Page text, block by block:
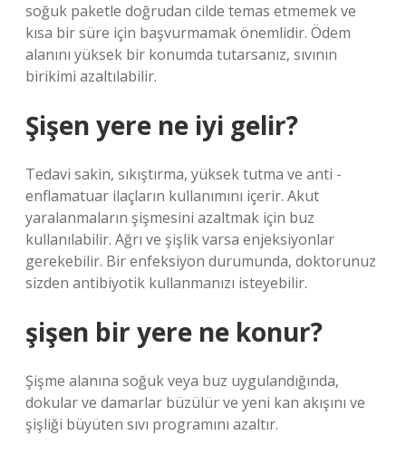
soğuk paketle doğrudan cilde temas etmemek ve
kısa bir süre için başvurmamak önemlidir. Ödem
alanını yüksek bir konumda tutarsanız, sıvının
birikimi azaltılabilir.
Şişen yere ne iyi gelir?
Tedavi sakin, sıkıştırma, yüksek tutma ve anti -
enflamatuar ilaçların kullanımını içerir. Akut
yaralanmaların şişmesini azaltmak için buz
kullanılabilir. Ağrı ve şişlik varsa enjeksiyonlar
gerekebilir. Bir enfeksiyon durumunda, doktorunuz
sizden antibiyotik kullanmanızı isteyebilir.
şişen bir yere ne konur?
Şişme alanına soğuk veya buz uygulandığında,
dokular ve damarlar büzülür ve yeni kan akışını ve
şişliği büyüten sıvı programını azaltır.